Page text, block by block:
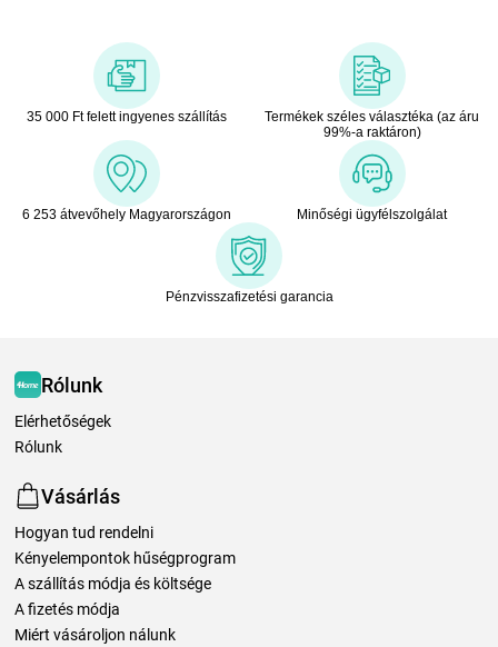
35 000 Ft felett ingyenes szállítás
Termékek széles választéka (az áru
99%-a raktáron)
6 253 átvevőhely Magyarországon Minőségi ügyfélszolgálat
Pénzvisszafizetési garancia
Rólunk
Elérhetőségek
Rólunk
Vásárlás
Hogyan tud rendelni
Kényelempontok hűségprogram
A szállítás módja és költsége
A fizetés módja
Miért vásároljon nálunk